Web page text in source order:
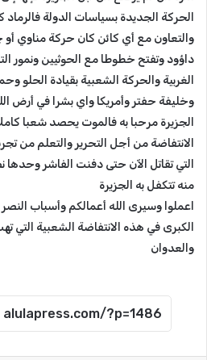
الحركة الجديدة بسياسات الدولة
والتعاون مع أي كائن كان حركة مناوي
داؤود وتفتح خطوطا مع الحوثيين ونمور
الغربية والحركة الشعبية بقيادة
وخليفة حفتر وأمريكا واي بشرا في أرض
الجزيرة مرحبا به فالموت يحصد شعبا كاملا
الانتفاضة من أجل التحرير والتعلم من
التي تقاتل الآن حتى دفنت الفاشر
منه تتكفل به الجزيرة
اعملوا وسيرى الله أعمالكم وأسباب
الكبرى في هذه الانتفاضة الشعبية التي
والعدوان